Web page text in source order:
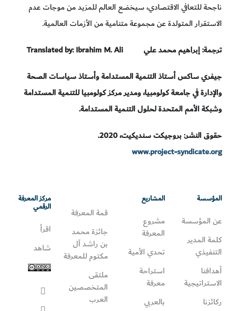
ناجحة للتعافي الاقتصادي، سيخضع العالم للمزيد من موجات عدم
الاستقرار المتولدة عن مجموعة متنامية من الأزمات العالمية.
ترجمة: إبراهيم محمد علي
Translated by: Ibrahim M. Ali
جيفري ساكس أستاذ التنمية المستدامة وأستاذ سياسات الصحة
والإدارة في جامعة كولومبيا، ومدير مركز كولومبيا للتنمية المستدامة
وشبكة الأمم المتحدة لحلول التنمية المستدامة.
حقوق النشر: بروجيكت سنديكيت، 2020.
www.project-syndicate.org
المؤسسة
عن المؤسسة
كلمة المدير
التنفيذي
أهدافنا
الاستراتيجية
ركائزنا
المشاريع
مشروع
المعرفة
تحدي الأمية
استراحة
معرفة
بالعربي
قمة المعرفة
جائزة محمد
بن راشد آل
مكتوم للمعرفة
ملتقى
المتخصصين
العرب
مركز المعرفة
الرقمي
اقرأ
شاهد